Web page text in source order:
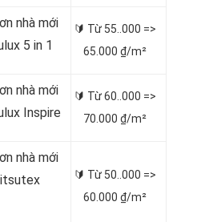
nhà mới
5 in 1
🔰 Từ 55..000 =>
65.000 ₫/m²
nhà mới
Inspire
🔰 Từ60..000 =>
70.000 ₫/m²
nhà mới
🔰 Từ 50..000 =>
60.000 ₫/m²